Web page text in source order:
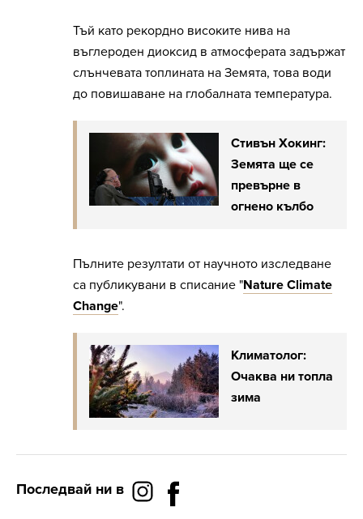
Тъй като рекордно високите нива на
въглероден диоксид в атмосферата задържат
слънчевата топлината на Земята, това води
до повишаване на глобалната температура.
Стивън Хокинг:
Земята ще се
превърне в
огнено кълбо
Пълните резултати от научното изследване
са публикувани в списание "Nature Climate
Change".
Климатолог:
Очаква ни топла
зима
Последвай ни в